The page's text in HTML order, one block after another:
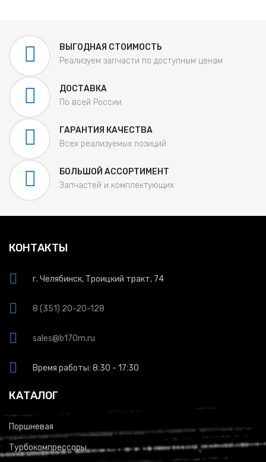
ВЫГОДНАЯ СТОИМОСТЬ
Реализуем запчасти по доступным ценам
ДОСТАВКА
По всей России
ГАРАНТИЯ КАЧЕСТВА
Всех реализуемых позиций
БОЛЬШОЙ АССОРТИМЕНТ
Запчастей и комплектующих
КОНТАКТЫ
г. Челябинск, Троицкий тракт, 74
8 (351) 20-20-128
sales@b170m.ru
Время работы: 8:30 - 17:30
КАТАЛОГ
Поршневая
Турбокомпрессоры